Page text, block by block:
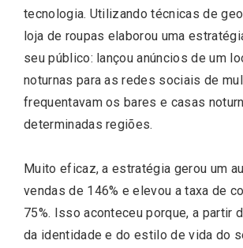
tecnologia. Utilizando técnicas de
loja de roupas elaborou uma
seu público: lançou anúncios de um
noturnas para as redes sociais de
frequentavam os bares e casas
determinadas regiões.
Muito eficaz, a estratégia gerou um
vendas de 146% e elevou a taxa de
75%. Isso aconteceu porque, a partir
da identidade e do estilo de vida do